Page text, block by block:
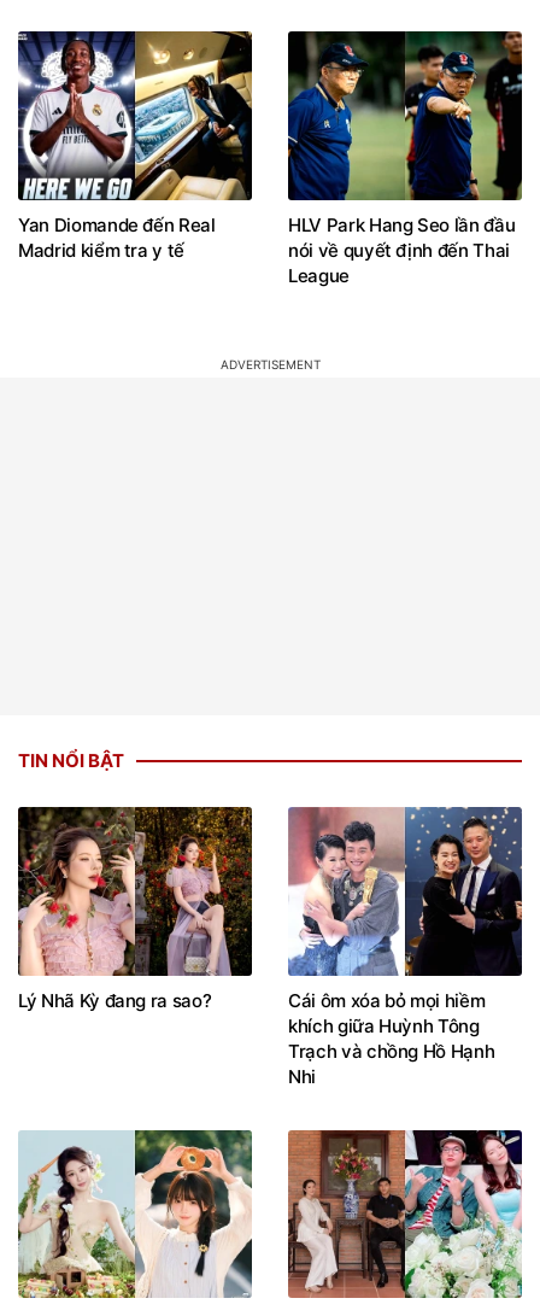
Yan Diomande đến Real
Madrid kiểm tra y tế
HLV Park Hang Seo lần đầu
nói về quyết định đến Thai
League
TIN NỔI BẬT
Lý Nhã Kỳ đang ra sao?
Cái ôm xóa bỏ mọi hiềm
khích giữa Huỳnh Tông
Trạch và chồng Hồ Hạnh
Nhi